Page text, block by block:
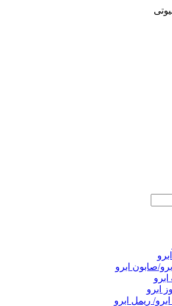
صابون ابرو
ابرو
ابرو/ ریمل ابرو